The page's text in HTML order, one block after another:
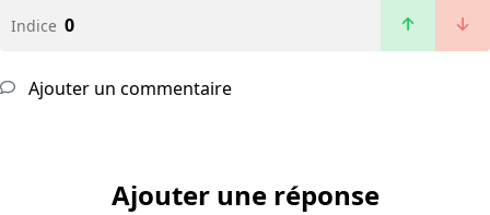
Indice 0
Ajouter un commentaire
Ajouter une réponse